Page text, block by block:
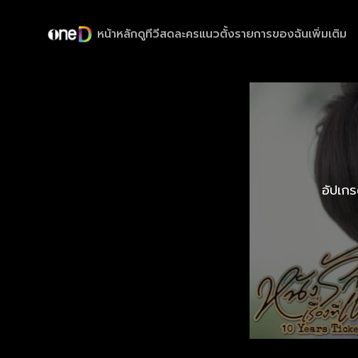
หน้าหลักดูทีวีสดละครแนวตั้งรายการของฉันเพิ่มเติม
อัปเก